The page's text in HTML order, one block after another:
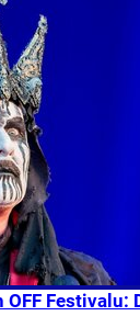
OFF